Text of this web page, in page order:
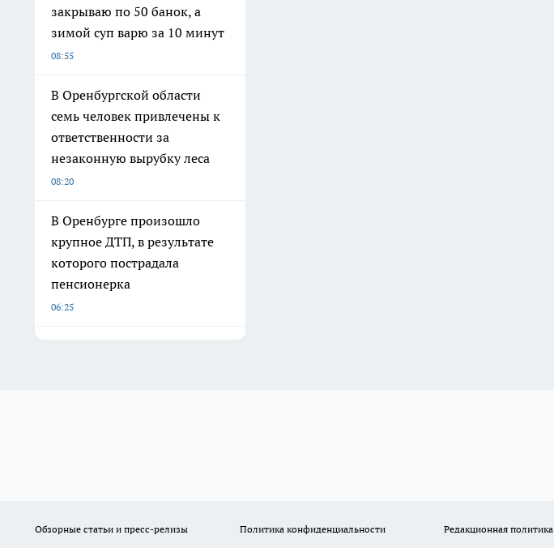
закрываю по 50 банок, а
зимой суп варю за 10 минут
08:55
В Оренбургской области
семь человек привлечены к
ответственности за
незаконную вырубку леса
08:20
В Оренбурге произошло
крупное ДТП, в результате
которого пострадала
пенсионерка
06:25
Обзорные статьи и пресс-релизы Политика конфиденциальности Редакционная политика